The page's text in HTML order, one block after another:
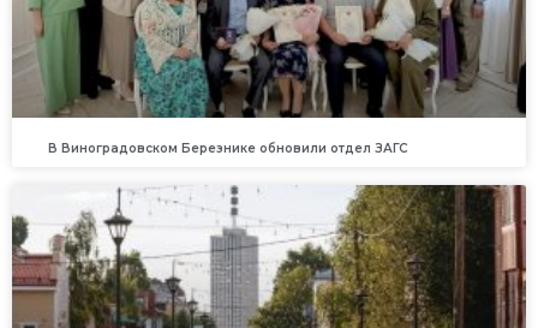
В Виноградовском Березнике обновили отдел ЗАГС